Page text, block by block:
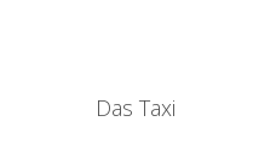
Das Taxi